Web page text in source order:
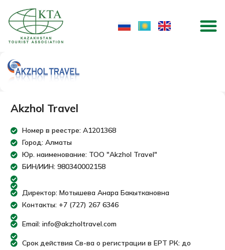
содержимому
Akzhol Travel
Номер в реестре: A1201368
Город: Алматы
Юр. наименование: ТОО "Akzhol Travel"
БИН/ИИН: 980340002158
Директор: Мотышева Анара Бакыткановна
Контакты: +7 (727) 267 6346
Email: info@akzholtravel.com
Срок действия Св-ва о регистрации в ЕРТ РК: до